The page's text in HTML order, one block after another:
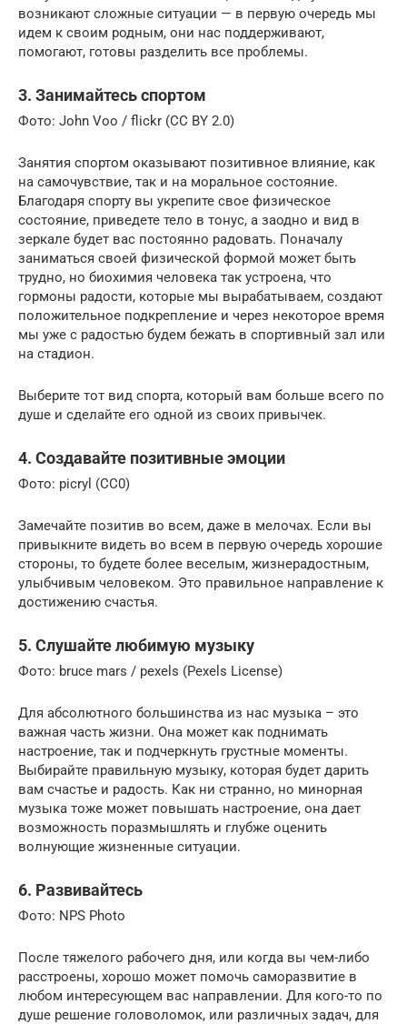
возникают сложные ситуации — в первую очередь мы
идем к своим родным, они нас поддерживают,
помогают, готовы разделить все проблемы.
3. Занимайтесь спортом
Фото: John Voo / flickr (CC BY 2.0)
Занятия спортом оказывают позитивное влияние, как
на самочувствие, так и на моральное состояние.
Благодаря спорту вы укрепите свое физическое
состояние, приведете тело в тонус, а заодно и вид в
зеркале будет вас постоянно радовать. Поначалу
заниматься своей физической формой может быть
трудно, но биохимия человека так устроена, что
гормоны радости, которые мы вырабатываем, создают
положительное подкрепление и через некоторое время
мы уже с радостью будем бежать в спортивный зал или
на стадион.
Выберите тот вид спорта, который вам больше всего по
душе и сделайте его одной из своих привычек.
4. Создавайте позитивные эмоции
Фото: picryl (CC0)
Замечайте позитив во всем, даже в мелочах. Если вы
привыкните видеть во всем в первую очередь хорошие
стороны, то будете более веселым, жизнерадостным,
улыбчивым человеком. Это правильное направление к
достижению счастья.
5. Слушайте любимую музыку
Фото: bruce mars / pexels (Pexels License)
Для абсолютного большинства из нас музыка – это
важная часть жизни. Она может как поднимать
настроение, так и подчеркнуть грустные моменты.
Выбирайте правильную музыку, которая будет дарить
вам счастье и радость. Как ни странно, но минорная
музыка тоже может повышать настроение, она дает
возможность поразмышлять и глубже оценить
волнующие жизненные ситуации.
6. Развивайтесь
Фото: NPS Photo
После тяжелого рабочего дня, или когда вы чем-либо
расстроены, хорошо может помочь саморазвитие в
любом интересующем вас направлении. Для кого-то по
душе решение головоломок, или различных задач, для